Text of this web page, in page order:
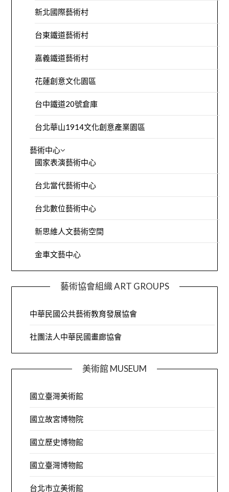
新北國際藝術村
台東鐵道藝術村
嘉義鐵道藝術村
花蓮創意文化園區
台中鐵道20號倉庫
台北華山1914文化創意產業園區
藝術中心
國家表演藝術中心
台北當代藝術中心
台北數位藝術中心
新思維人文藝術空間
金車文藝中心
藝術協會組織 ART GROUPS
中華民國公共藝術教育發展協會
社團法人中華民國畫廊協會
美術館 MUSEUM
國立臺灣美術館
國立故宮博物院
國立歷史博物館
國立臺灣博物館
台北市立美術館